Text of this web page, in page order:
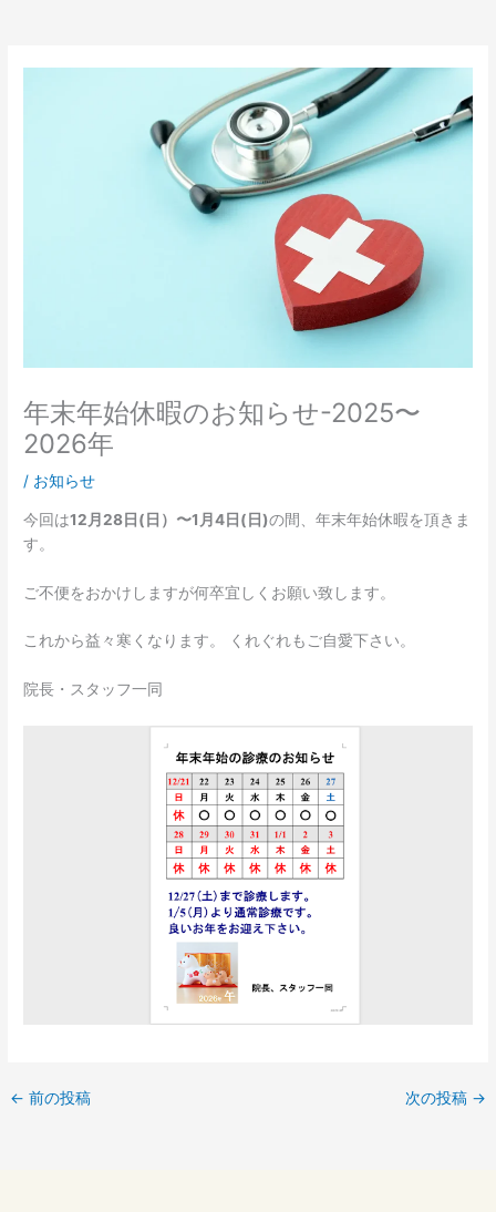
年末年始休暇のお知らせ-2025〜
2026年
/ お知らせ
今回は12月28日(日）〜1月4日(日)の間、年末年始休暇を頂きま
す。
ご不便をおかけしますが何卒宜しくお願い致します。
これから益々寒くなります。 くれぐれもご自愛下さい。
院長・スタッフ一同
← 前の投稿 次の投稿 →